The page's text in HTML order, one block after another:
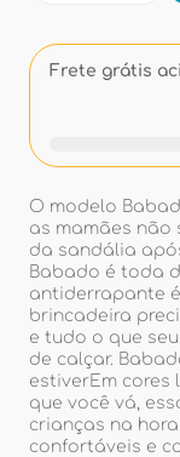
Frete grátis
O modelo
as mamães não
da sandália
Babado é toda
antiderrapante
brincadeira
e tudo o que
de calçar.
estiverEm cores
que você vá,
crianças na
confortáveis e